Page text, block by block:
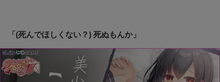
「(死んでほしくない？) 死ぬもんか」